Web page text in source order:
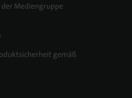
Mediengruppe
gemäß